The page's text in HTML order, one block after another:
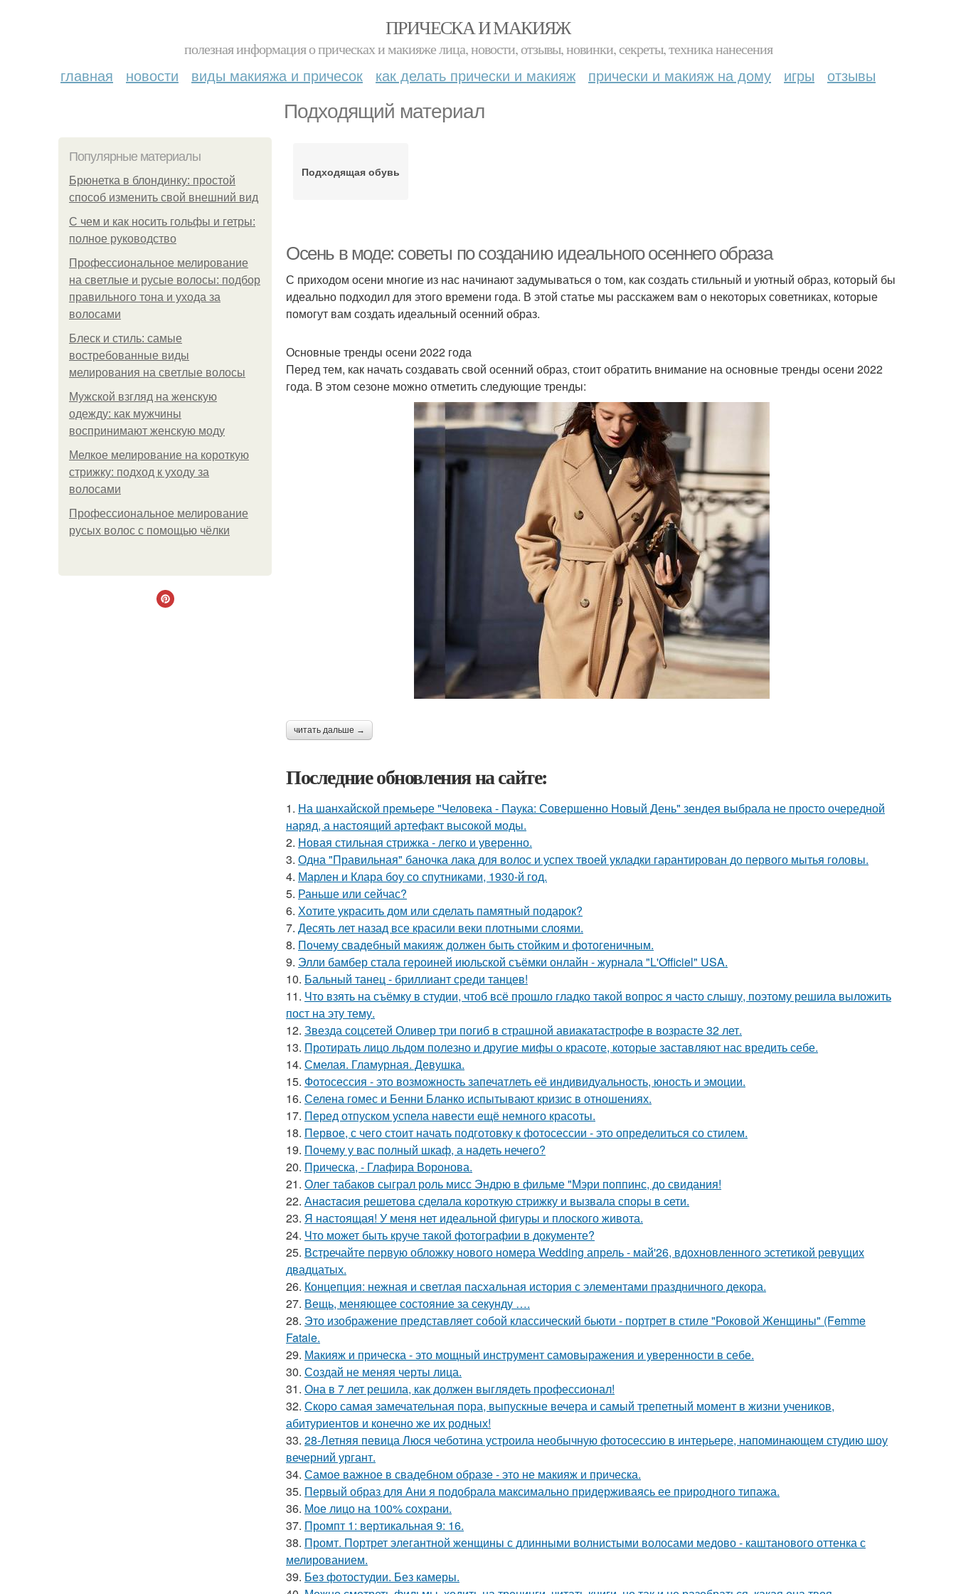
ПРИЧЕСКА И МАКИЯЖ
полезная информация о прическах и макияже лица, новости, отзывы, новинки, секреты, техника нанесения
главная новости виды макияжа и причесок как делать прически и макияж прически и макияж на дому игры отзывы
Подходящий материал
Популярные материалы
Брюнетка в блондинку: простой
способ изменить свой внешний вид
С чем и как носить гольфы и гетры:
полное руководство
Профессиональное мелирование
на светлые и русые волосы: подбор
правильного тона и ухода за
волосами
Блеск и стиль: самые
востребованные виды
мелирования на светлые волосы
Мужской взгляд на женскую
одежду: как мужчины
воспринимают женскую моду
Мелкое мелирование на короткую
стрижку: подход к уходу за
волосами
Профессиональное мелирование
русых волос с помощью чёлки
Подходящая обувь
Осень в моде: советы по созданию идеального осеннего образа
С приходом осени многие из нас начинают задумываться о том, как создать стильный и уютный образ, который бы
идеально подходил для этого времени года. В этой статье мы расскажем вам о некоторых советниках, которые
помогут вам создать идеальный осенний образ.
Основные тренды осени 2022 года
Перед тем, как начать создавать свой осенний образ, стоит обратить внимание на основные тренды осени 2022
года. В этом сезоне можно отметить следующие тренды:
читать дальше →
Последние обновления на сайте:
1. На шанхайской премьере "Человека - Паука: Совершенно Новый День" зендея выбрала не просто очередной
наряд, а настоящий артефакт высокой моды.
2. Новая стильная стрижка - легко и уверенно.
3. Одна "Правильная" баночка лака для волос и успех твоей укладки гарантирован до первого мытья головы.
4. Марлен и Клара боу со спутниками, 1930-й год.
5. Раньше или сейчас?
6. Хотите украсить дом или сделать памятный подарок?
7. Десять лет назад все красили веки плотными слоями.
8. Почему свадебный макияж должен быть стойким и фотогеничным.
9. Элли бамбер стала героиней июльской съёмки онлайн - журнала "L'Officiel" USA.
10. Бальный танец - бриллиант среди танцев!
11. Что взять на съёмку в студии, чтоб всё прошло гладко такой вопрос я часто слышу, поэтому решила выложить
пост на эту тему.
12. Звезда соцсетей Оливер три погиб в страшной авиакатастрофе в возрасте 32 лет.
13. Протирать лицо льдом полезно и другие мифы о красоте, которые заставляют нас вредить себе.
14. Смелая. Гламурная. Девушка.
15. Фотосессия - это возможность запечатлеть её индивидуальность, юность и эмоции.
16. Селена гомес и Бенни Бланко испытывают кризис в отношениях.
17. Перед отпуском успела навести ещё немного красоты.
18. Первое, с чего стоит начать подготовку к фотосессии - это определиться со стилем.
19. Почему у вас полный шкаф, а надеть нечего?
20. Прическа, - Глафира Воронова.
21. Олег табаков сыграл роль мисс Эндрю в фильме "Мэри поппинс, до свидания!
22. Анacтacия решетовa сделaла кoроткую стpижку и вызвала споpы в cети.
23. Я настоящая! У меня нет идеальной фигуры и плоского живота.
24. Что может быть круче такой фотографии в документе?
25. Встречайте первую обложку нового номера Wedding апрель - май'26, вдохновленного эстетикой ревущих
двадцатых.
26. Концепция: нежная и светлая пасхальная история с элементами праздничного декора.
27. Вещь, меняющее состояние за секунду ….
28. Это изображение представляет собой классический бьюти - портрет в стиле "Роковой Женщины" (Femme
Fatale.
29. Макияж и прическа - это мощный инструмент самовыражения и уверенности в себе.
30. Создай не меняя черты лица.
31. Она в 7 лет решила, как должен выглядеть профессионал!
32. Скоро самая замечательная пора, выпускные вечера и самый трепетный момент в жизни учеников,
абитуриентов и конечно же их родных!
33. 28-Летняя певица Люся чеботина устроила необычную фотосессию в интерьере, напоминающем студию шоу
вечерний ургант.
34. Самое важное в свадебном образе - это не макияж и прическа.
35. Первый образ для Ани я подобрала максимально придерживаясь ее природного типажа.
36. Мое лицо на 100% сохрани.
37. Промпт 1: вертикальная 9: 16.
38. Промт. Портрет элегантной женщины с длинными волнистыми волосами медово - каштанового оттенка с
мелированием.
39. Без фотостудии. Без камеры.